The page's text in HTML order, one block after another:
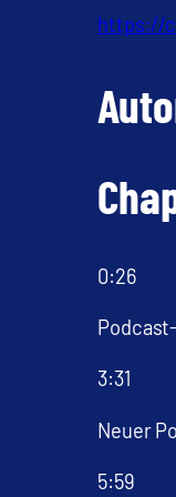
https://
0:26
3:31
Neuer
5:59